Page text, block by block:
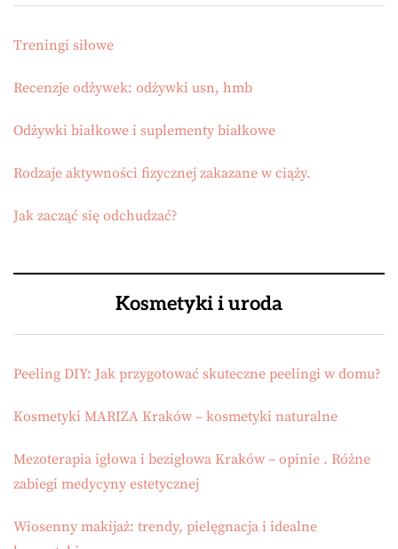
Treningi siłowe
Recenzje odżywek: odżywki usn, hmb
Odżywki białkowe i suplementy białkowe
Rodzaje aktywności fizycznej zakazane w ciąży.
Jak zacząć się odchudzać?
Kosmetyki i uroda
Peeling DIY: Jak przygotować skuteczne peelingi w domu?
Kosmetyki MARIZA Kraków – kosmetyki naturalne
Mezoterapia igłowa i bezigłowa Kraków – opinie . Różne
zabiegi medycyny estetycznej
Wiosenny makijaż: trendy, pielęgnacja i idealne